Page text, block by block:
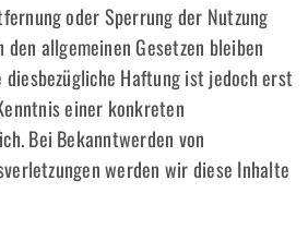
oder Sperrung der Nutzung
allgemeinen Gesetzen bleiben
diesbezügliche Haftung ist jedoch erst
einer konkreten
Bei Bekanntwerden von
werden wir diese Inhalte